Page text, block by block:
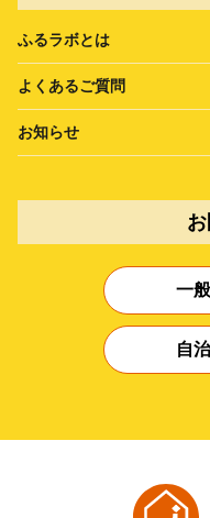
ふるラボとは
よくあるご質問
お知らせ
一
自